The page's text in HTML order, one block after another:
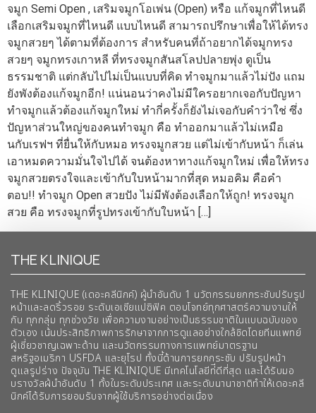
จมูก Semi Open , เสริมจมูกโอเพ่น (Open) หรือ แก้จมูกที่ไหนดี
เลือกเสริมจมูกที่ไหนดี แบบไหนดี สามารถปรึกษาเพื่อให้ได้ทรง
จมูกสวยๆ ได้ตามที่ต้องการ สำหรับคนที่ถ้าอยากได้จมูกทรง
สวยๆ จมูกทรงเกาหลี ที่ทรงจมูกสันสโลปปลายพุ่ง ดูเป็น
ธรรมชาติ แต่กลับไปไม่เป็นแบบที่คิด ทำจมูกมาแล้วไม่ปัง แถม
ยังพังต้องแก้จมูกอีก! แน่นอนว่าคงไม่มีใครอยากเจอกับปัญหา
ทำจมูกแล้วต้องแก้จมูกใหม่ ทำกี่ครั้งก็ยังไม่เจอกับคำว่าใช่ ซึ่ง
ปัญหาส่วนใหญ่ของคนทำจมูก คือ ทำออกมาแล้วไม่เหมือ
นกับเรฟฯ ที่ยื่นให้กับหมอ ทรงจมูกสวย แต่ไม่เข้ากับหน้า ก็เล่น
เอาหมดความมั่นใจไปได้ จนต้องหาทางแก้จมูกใหม่ เพื่อให้ทรง
จมูกสวยตรงใจและเข้ากับใบหน้ามากที่สุด หมอคิม คือคำ
ตอบ!! ทำจมูก Open สวยปัง ไม่มีพังต้องเลือกให้ถูก! ทรงจมูก
สวย คือ ทรงจมูกที่รูปทรงเข้ากับใบหน้า […]
THE KLINIQUE
THE KLINIQUE (เดอะคลีนิกค์) ผู้นำอันดับ 1 นวัตกรรมยกกระชับปรับรูป
หน้าและลดริ้วรอย ระดับเอเชียแปซิฟิค ตอบโจทย์ทุกศาสตร์ความงามให้
กับ ทุกกลุ่ม ทุกช่วงวัย เพื่อความงามอย่างเป็นธรรมชาติในแบบฉบับของ
ตัวเอง เน้นประสิทธิภาพการรักษาจากการดูแลอย่างใกล้ชิดโดยทีมแพทย์
ผู้เชี่ยวชาญเฉพาะด้าน และนวัตกรรมทางการแพทย์มาตรฐาน
สหรัฐอเมริกา USFDA และยุโรป ทั้งนี้ด้านการยกกระชับ ปรับรูปหน้า
ดูแลรูปร่าง ปัจจุบัน THE KLINIQUE มีเทคโนโลยีท่ีดีที่สุด และได้รับมอ
บรางวัลผ้นำอันดับ 1 ทั้งในระดับประเทศ และระดับนานาชาติทําให้เดอะคลี
นิกค์ได้รับการยอมรับจากผู้ใช้บริการอย่างต่อเนื่อง